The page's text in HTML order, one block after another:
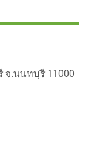
จ.นนทบุรี 11000